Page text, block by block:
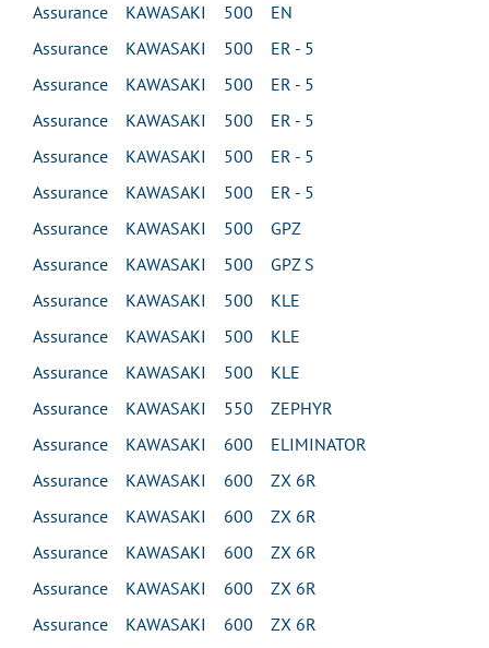
Assurance KAWASAKI 500 EN
Assurance KAWASAKI 500 ER - 5
Assurance KAWASAKI 500 ER - 5
Assurance KAWASAKI 500 ER - 5
Assurance KAWASAKI 500 ER - 5
Assurance KAWASAKI 500 ER - 5
Assurance KAWASAKI 500 GPZ
Assurance KAWASAKI 500 GPZ S
Assurance KAWASAKI 500 KLE
Assurance KAWASAKI 500 KLE
Assurance KAWASAKI 500 KLE
Assurance KAWASAKI 550 ZEPHYR
Assurance KAWASAKI 600 ELIMINATOR
Assurance KAWASAKI 600 ZX 6R
Assurance KAWASAKI 600 ZX 6R
Assurance KAWASAKI 600 ZX 6R
Assurance KAWASAKI 600 ZX 6R
Assurance KAWASAKI 600 ZX 6R